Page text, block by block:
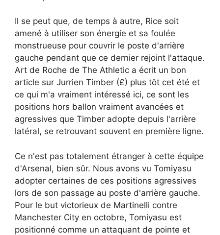
Il se peut que, de temps à autre, Rice soit
amené à utiliser son énergie et sa foulée
monstrueuse pour couvrir le poste d'arrière
gauche pendant que ce dernier rejoint l'attaque.
Art de Roche de The Athletic a écrit un bon
article sur Jurrien Timber (£) plus tôt cet été et
ce qui m'a vraiment intéressé ici, ce sont les
positions hors ballon vraiment avancées et
agressives que Timber adopte depuis l'arrière
latéral, se retrouvant souvent en première ligne.
Ce n'est pas totalement étranger à cette équipe
d'Arsenal, bien sûr. Nous avons vu Tomiyasu
adopter certaines de ces positions agressives
lors de son passage au poste d'arrière gauche.
Pour le but victorieux de Martinelli contre
Manchester City en octobre, Tomiyasu est
positionné comme un attaquant de pointe et